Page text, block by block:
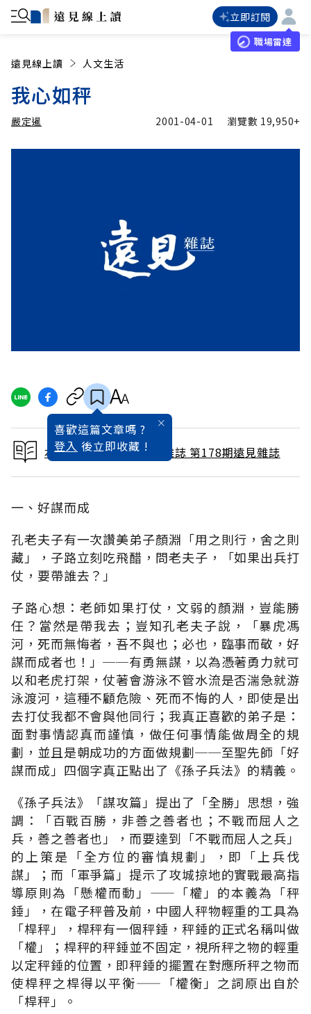
立即訂閱
職場雷達
遠見線上讀 人文生活
我心如秤
嚴定暹 2001-04-01 瀏覽數 19,950+
喜歡這篇文章嗎 ?
登入 後立即收藏 !
本文出自 2001 / 4月號雜誌 第178期遠見雜誌
一、好謀而成
孔老夫子有一次讚美弟子顏淵「用之則行，舍之則
藏」，子路立刻吃飛醋，問老夫子，「如果出兵打
仗，要帶誰去？」
子路心想：老師如果打仗，文弱的顏淵，豈能勝
任？當然是帶我去；豈知孔老夫子說，「暴虎馮
河，死而無悔者，吾不與也；必也，臨事而敬，好
謀而成者也！」──有勇無謀，以為憑著勇力就可
以和老虎打架，仗著會游泳不管水流是否湍急就游
泳渡河，這種不顧危險、死而不悔的人，即使是出
去打仗我都不會與他同行；我真正喜歡的弟子是：
面對事情認真而謹慎，做任何事情能做周全的規
劃，並且是朝成功的方面做規劃──至聖先師「好
謀而成」四個字真正點出了《孫子兵法》的精義。
《孫子兵法》「謀攻篇」提出了「全勝」思想，強
調：「百戰百勝，非善之善者也；不戰而屈人之
兵，善之善者也」，而要達到「不戰而屈人之兵」
的上策是「全方位的審慎規劃」，即「上兵伐
謀」；而「軍爭篇」提示了攻城掠地的實戰最高指
導原則為「懸權而動」——「權」的本義為「秤
錘」，在電子秤普及前，中國人秤物輕重的工具為
「桿秤」，桿秤有一個秤錘，秤錘的正式名稱叫做
「權」；桿秤的秤錘並不固定，視所秤之物的輕重
以定秤錘的位置，即秤錘的擺置在對應所秤之物而
使桿秤之桿得以平衡——「權衡」之詞原出自於
「桿秤」。